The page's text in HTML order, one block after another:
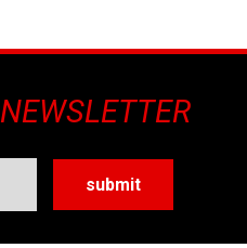
NEWSLETTER